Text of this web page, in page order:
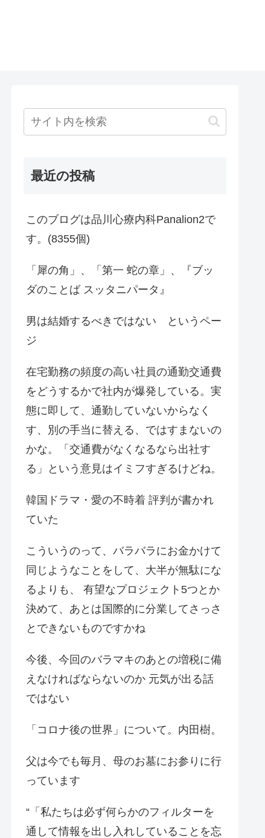
最近の投稿
このブログは品川心療内科Panalion2で
す。(8355個)
「犀の角」、「第一 蛇の章」、『ブッ
ダのことば スッタニパータ』
男は結婚するべきではない というペー
ジ
在宅勤務の頻度の高い社員の通勤交通費
をどうするかで社内が爆発している。実
態に即して、通勤していないからなく
す、別の手当に替える、ではすまないの
かな。「交通費がなくなるなら出社す
る」という意見はイミフすぎるけどね。
韓国ドラマ・愛の不時着 評判が書かれ
ていた
こういうのって、バラバラにお金かけて
同じようなことをして、大半が無駄にな
るよりも、 有望なプロジェクト5つとか
決めて、あとは国際的に分業してさっさ
とできないものですかね
今後、今回のバラマキのあとの増税に備
えなければならないのか 元気が出る話
ではない
「コロナ後の世界」について。内田樹。
父は今でも毎月、母のお墓にお参りに行
っています
“「私たちは必ず何らかのフィルターを
通して情報を出し入れしていることを忘